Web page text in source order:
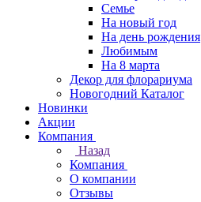
Семье
На новый год
На день рождения
Любимым
На 8 марта
Декор для флорариума
Новогодний Каталог
Новинки
Акции
Компания
Назад
Компания
О компании
Отзывы